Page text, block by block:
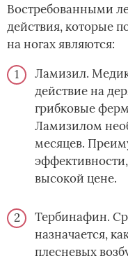
Востребованными
действия, которые
на ногах являются:
Ламизил.
действие на
грибковые
Ламизилом
месяцев.
высокой цене.
Тербинафин.
назначается,
плесневых